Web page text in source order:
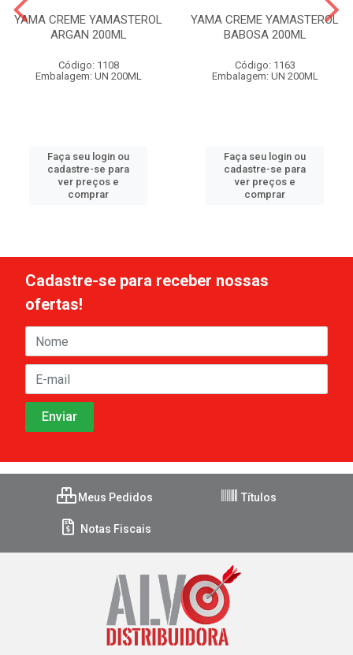
YAMA CREME YAMASTEROL
ARGAN 200ML
Código: 1108
Embalagem: UN 200ML
Faça seu login ou
cadastre-se para
ver preços e
comprar
YAMA CREME YAMASTEROL
BABOSA 200ML
Código: 1163
Embalagem: UN 200ML
Faça seu login ou
cadastre-se para
ver preços e
comprar
Cadastre-se para receber nossas
ofertas!
Meus Pedidos Títulos
Notas Fiscais